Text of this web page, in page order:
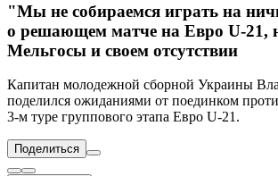
"Мы не собираемся играть на
о решающем матче на Евро U-21,
Мельгосы и своем отсутствии
Капитан молодежной сборной Украины
поделился ожиданиями от поединком
3-м туре группового этапа Евро U-21.
Поделиться